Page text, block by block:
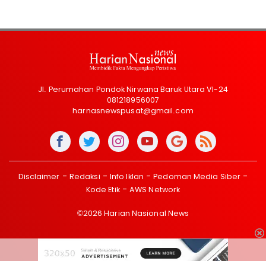
Jl. Perumahan Pondok Nirwana Baruk Utara VI-24
081218956007
harnasnewspusat@gmail.com
Disclaimer Redaksi Info Iklan
Pedoman Media Siber
Kode Etik
AWS Network
©2026 Harian Nasional News